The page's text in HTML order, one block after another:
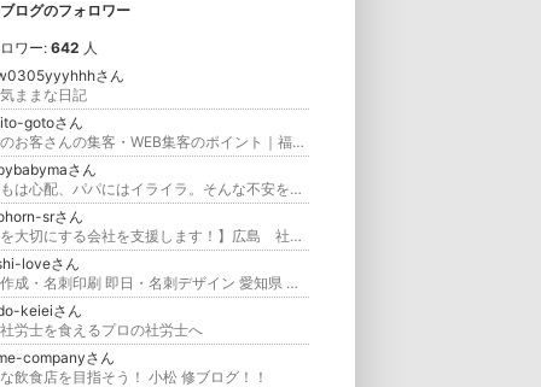
ログのフォロワー
ワー:642 人
さん
ままな日記
gotoさん
地域のお客さんの集客・WEB集客のポイント｜福岡のWEB集客オフィス 後藤企画
さん
子どもは心配、パパにはイライラ。そんな不安を吹き飛ばす！愛されママになる方法
srさん
【人を大切にする会社を支援します！】広島 社労士事務所のブログ 迷わず自分の道を行け！
loveさん
名刺作成・名刺印刷 即日・名刺デザイン 愛知県 豊田市
keieiさん
労士を食えるプロの社労士へ
companyさん
飲食店を目指そう！ 小松 修ブログ！！